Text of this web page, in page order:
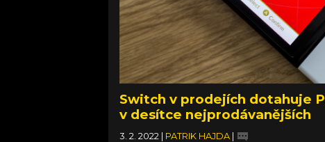
Switch v prodejích dotahuje
v desítce nejprodávanějších
3. 2. 2022 | PATRIK HAJDA |